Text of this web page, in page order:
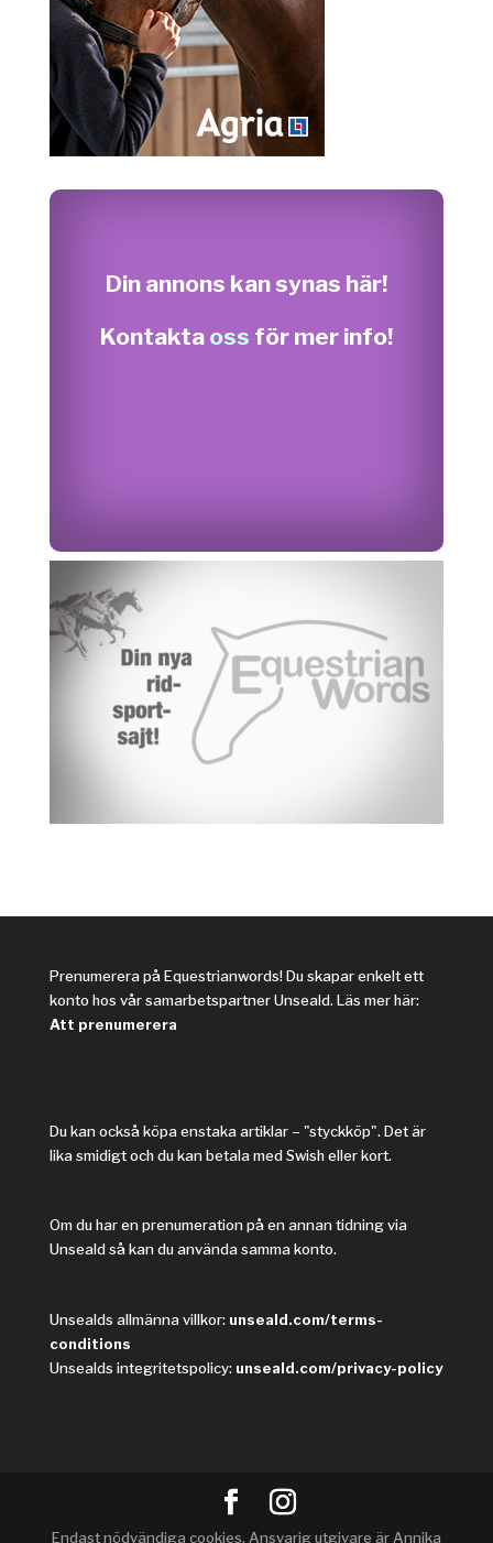
Din annons kan synas här!
Kontakta oss för mer info!
Prenumerera på Equestrianwords! Du skapar enkelt ett
konto hos vår samarbetspartner Unseald. Läs mer här:
Att prenumerera
Du kan också köpa enstaka artiklar – "styckköp". Det är
lika smidigt och du kan betala med Swish eller kort.
Om du har en prenumeration på en annan tidning via
Unseald så kan du använda samma konto.
Unsealds allmänna villkor: unseald.com/terms-
conditions
Unsealds integritetspolicy: unseald.com/privacy-policy
Endast nödvändiga cookies. Ansvarig utgivare är Annika